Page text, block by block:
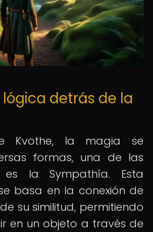
detrás de la
Kvothe, la magia se
formas, una de las
es la Sympathía. Esta
basa en la conexión de
su similitud, permitiendo
en un objeto a través de